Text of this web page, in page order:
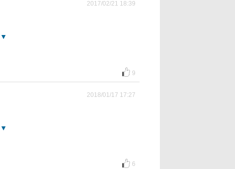
2017/02/21 18:39
9
2018/01/17 17:27
6